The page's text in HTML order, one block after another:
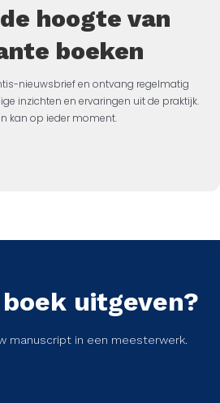
hoogte van
boeken
nieuwsbrief en ontvang regelmatig
inzichten en ervaringen uit de praktijk.
kan op ieder moment.
uitgeven?
manuscript in een meesterwerk.